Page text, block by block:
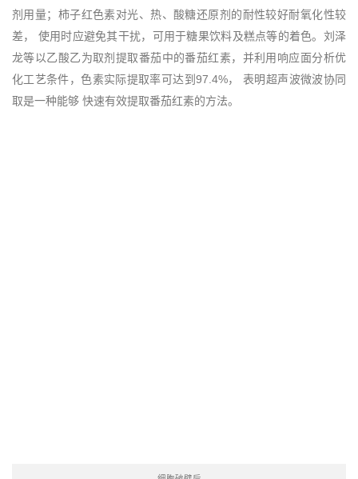
剂用量；柿子红色素对光、热、酸糖还原剂的耐性较好耐氧化性较
差， 使用时应避免其干扰，可用于糖果饮料及糕点等的着色。刘泽
龙等以乙酸乙为取剂提取番茄中的番茄红素，并利用响应面分析优
化工艺条件，色素实际提取率可达到97.4%， 表明超声波微波协同
取是一种能够 快速有效提取番茄红素的方法。